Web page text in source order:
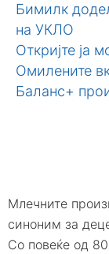
Бимилк
на УКЛО
Откријте ја
Омилените
Баланс+
Млечните
синоним за
Со повеќе од